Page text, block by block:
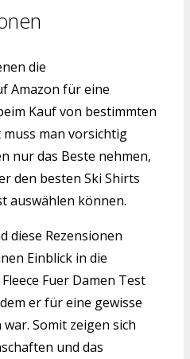
die
Amazon für eine
Kauf von bestimmten
man vorsichtig
nur das Beste nehmen,
den besten Ski Shirts
auswählen können.
diese Rezensionen
Einblick in die
Fuer Damen Test
er für eine gewisse
Somit zeigen sich
und das